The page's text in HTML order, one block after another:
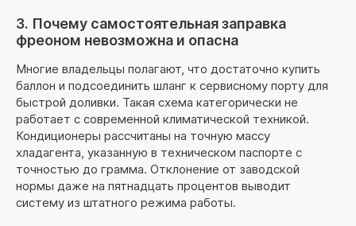
3. Почему самостоятельная заправка
фреоном невозможна и опасна
Многие владельцы полагают, что достаточно купить
баллон и подсоединить шланг к сервисному порту для
быстрой доливки. Такая схема категорически не
работает с современной климатической техникой.
Кондиционеры рассчитаны на точную массу
хладагента, указанную в техническом паспорте с
точностью до грамма. Отклонение от заводской
нормы даже на пятнадцать процентов выводит
систему из штатного режима работы.